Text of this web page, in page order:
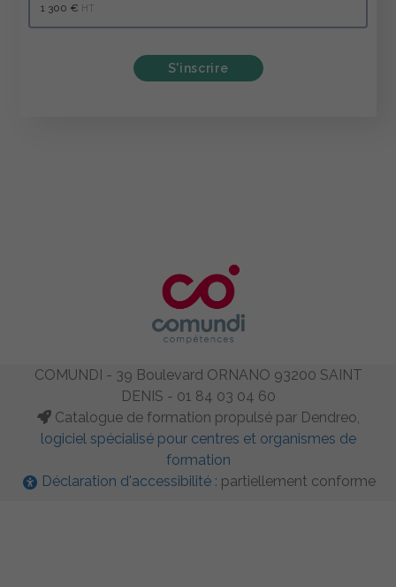
1 300 € HT
S'inscrire
COMUNDI - 39 Boulevard ORNANO 93200 SAINT
DENIS - 01 84 03 04 60
Catalogue de formation propulsé par Dendreo,
logiciel spécialisé pour centres et organismes de
formation
Déclaration d'accessibilité : partiellement conforme